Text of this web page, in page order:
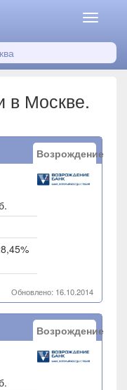
в Москве.
Возрождение
Обновлено: 16.10.2014
Возрождение